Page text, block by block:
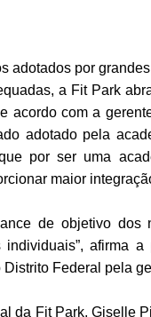
adotados por
a Fit Park
acordo com a
adotado pela
por ser uma
maior
de objetivo
individuais”, afirma
Federal pela
da Fit Park, Giselle